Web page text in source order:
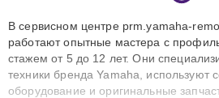
В сервисном центре prm.yamaha-
работают опытные мастера с
стажем от 5 до 12 лет. Они
техники бренда Yamaha, используют
оборудование и оригинальные